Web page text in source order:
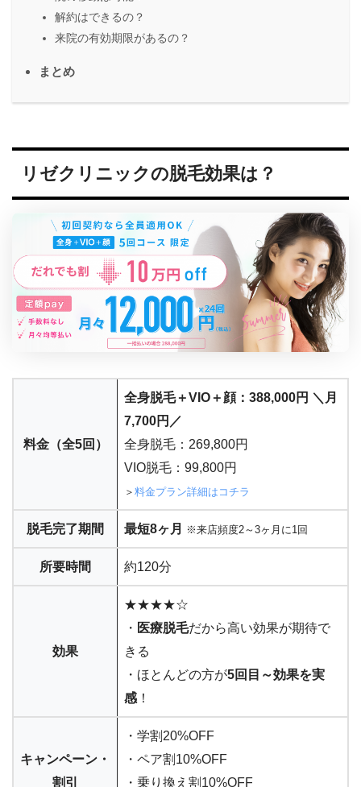
解約はできるの？
来院の有効期限があるの？
まとめ
リゼクリニックの脱毛効果は？
料金（全5回）
全身脱毛＋VIO＋顔：388,000円 ＼月
7,700円／
全身脱毛：269,800円
VIO脱毛：99,800円
＞ 料金プラン詳細はコチラ
脱毛完了期間 最短8ヶ月 ※来店頻度2～3ヶ月に1回
所要時間 約120分
効果
★★★★☆
・ 医療脱毛だから高い効果が期待で
きる
・ほとんどの方が5回目～効果を実
感 ！
キャンペーン・
割引
・学割20%OFF
・ペア割10%OFF
・乗り換え割10%OFF